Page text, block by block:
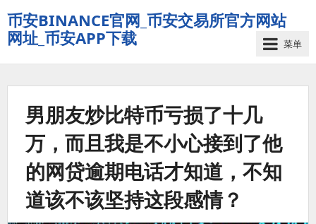
币安BINANCE官网_币安交易所官方网站
网址_币安APP下载
菜单
男朋友炒比特币亏损了十几
万，而且我是不小心接到了他
的网贷逾期电话才知道，不知
道该不该坚持这段感情？